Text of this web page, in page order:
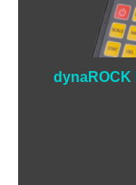
dynaROCK